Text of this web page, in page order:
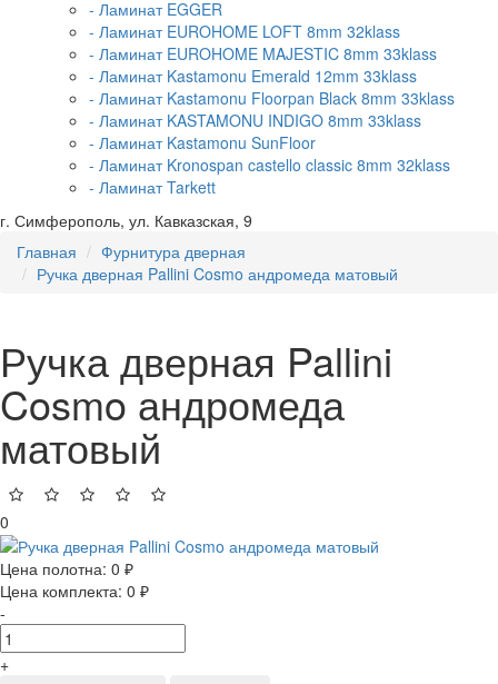
- Ламинат EGGER
- Ламинат EUROHOME LOFT 8mm 32klass
- Ламинат EUROHOME MAJESTIC 8mm 33klass
- Ламинат Kastamonu Emerald 12mm 33klass
- Ламинат Kastamonu Floorpan Black 8mm 33klass
- Ламинат KASTAMONU INDIGO 8mm 33klass
- Ламинат Kastamonu SunFloor
- Ламинат Kronospan castello classic 8mm 32klass
- Ламинат Tarkett
г. Симферополь, ул. Кавказская, 9
Главная
Фурнитура дверная
Ручка дверная Pallini Cosmo андромеда матовый
Ручка дверная Pallini
Cosmo андромеда
матовый
0
Цена полотна: 0 ₽
Цена комплекта: 0 ₽
-
+